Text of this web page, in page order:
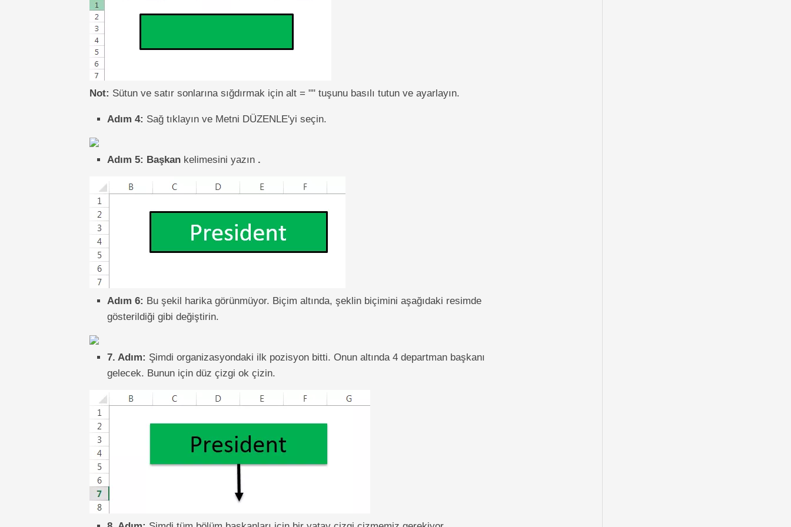
Not: Sütun ve satır sonlarına sığdırmak için alt = "" tuşunu basılı tutun ve ayarlayın.
Adım 4: Sağ tıklayın ve Metni DÜZENLE'yi seçin.
Adım 5: Başkankelimesini yazın .
Adım 6: Bu şekil harika görünmüyor. Biçim altında, şeklin biçimini aşağıdaki resimde
gösterildiği gibi değiştirin.
7. Adım: Şimdi organizasyondaki ilk pozisyon bitti. Onun altında 4 departman başkanı
gelecek. Bunun için düz çizgi ok çizin.